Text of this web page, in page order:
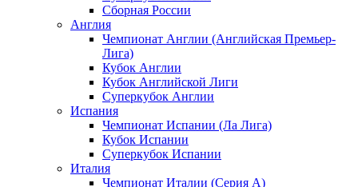
Сборная России
Англия
Чемпионат Англии (Английская Премьер-
Лига)
Кубок Англии
Кубок Английской Лиги
Суперкубок Англии
Испания
Чемпионат Испании (Ла Лига)
Кубок Испании
Суперкубок Испании
Италия
Чемпионат Италии (Серия А)